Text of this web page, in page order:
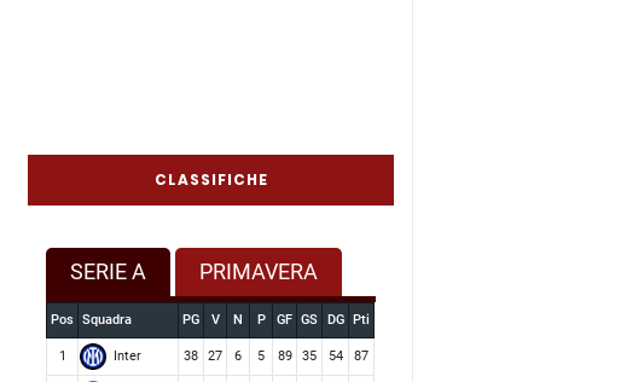
CLASSIFICHE
SERIE A PRIMAVERA
Pos Squadra PG V N P GF GS DG Pti
1 Inter 38 27 6 5 89 35 54 87